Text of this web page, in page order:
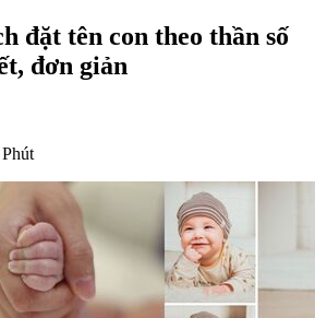
đặt tên con theo thần số
đơn giản